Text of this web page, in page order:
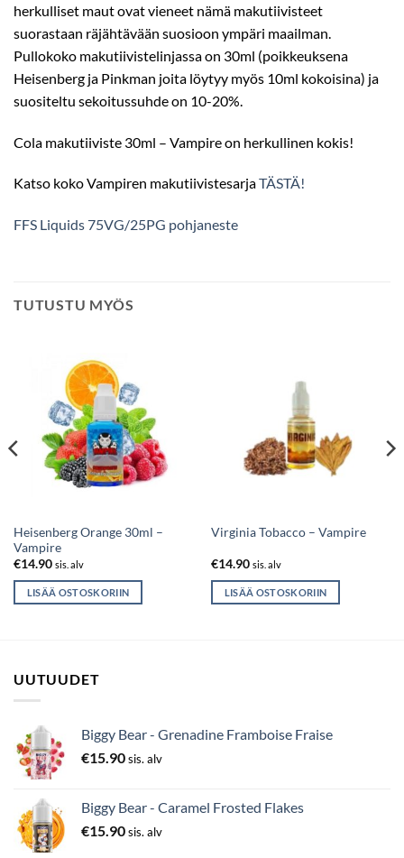
herkulliset maut ovat vieneet nämä makutiivisteet
suorastaan räjähtävään suosioon ympäri maailman.
Pullokoko makutiivistelinjassa on 30ml (poikkeuksena
Heisenberg ja Pinkman joita löytyy myös 10ml kokoisina) ja
suositeltu sekoitussuhde on 10-20%.
Cola makutiiviste 30ml – Vampire on herkullinen kokis!
Katso koko Vampiren makutiivistesarjaTÄSTÄ!
FFS Liquids 75VG/25PG pohjaneste
TUTUSTU MYÖS
Heisenberg Orange 30ml –
Vampire
€14.90 sis. alv
LISÄÄ OSTOSKORIIN
Virginia Tobacco – Vampire
€14.90 sis. alv
LISÄÄ OSTOSKORIIN
UUTUUDET
Biggy Bear - Grenadine Framboise Fraise
€15.90sis. alv
Biggy Bear - Caramel Frosted Flakes
€15.90sis. alv